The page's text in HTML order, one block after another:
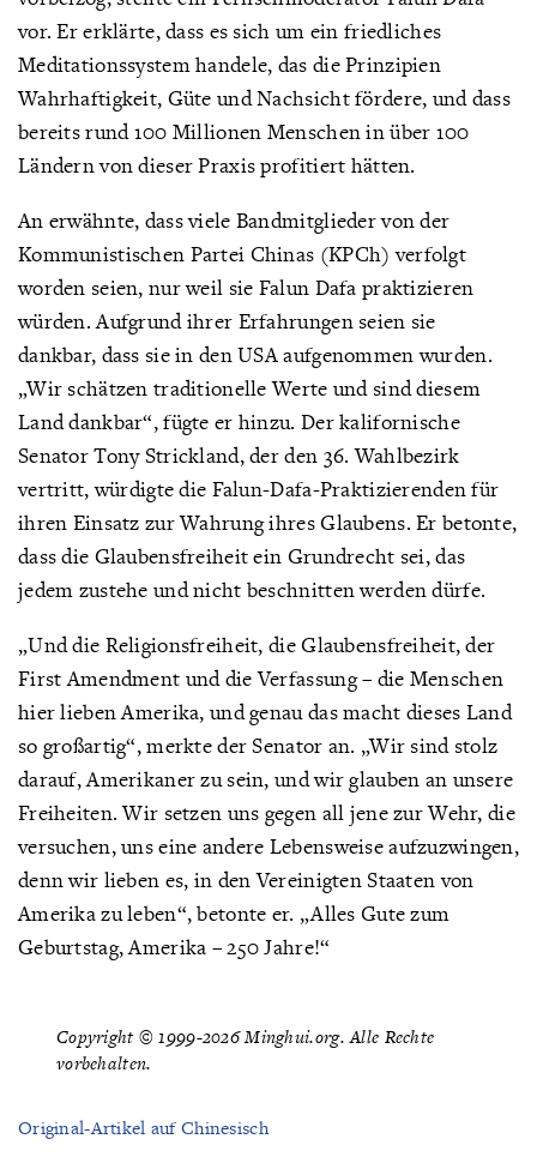
vor. Er erklärte, dass es sich um ein friedliches
Meditationssystem handele, das die Prinzipien
Wahrhaftigkeit, Güte und Nachsicht fördere, und dass
bereits rund 100 Millionen Menschen in über 100
Ländern von dieser Praxis profitiert hätten.
An erwähnte, dass viele Bandmitglieder von der
Kommunistischen Partei Chinas (KPCh) verfolgt
worden seien, nur weil sie Falun Dafa praktizieren
würden. Aufgrund ihrer Erfahrungen seien sie
dankbar, dass sie in den USA aufgenommen wurden.
„Wir schätzen traditionelle Werte und sind diesem
Land dankbar“, fügte er hinzu. Der kalifornische
Senator Tony Strickland, der den 36. Wahlbezirk
vertritt, würdigte die Falun-Dafa-Praktizierenden für
ihren Einsatz zur Wahrung ihres Glaubens. Er betonte,
dass die Glaubensfreiheit ein Grundrecht sei, das
jedem zustehe und nicht beschnitten werden dürfe.
„Und die Religionsfreiheit, die Glaubensfreiheit, der
First Amendment und die Verfassung – die Menschen
hier lieben Amerika, und genau das macht dieses Land
so großartig“, merkte der Senator an. „Wir sind stolz
darauf, Amerikaner zu sein, und wir glauben an unsere
Freiheiten. Wir setzen uns gegen all jene zur Wehr, die
versuchen, uns eine andere Lebensweise aufzuzwingen,
denn wir lieben es, in den Vereinigten Staaten von
Amerika zu leben“, betonte er. „Alles Gute zum
Geburtstag, Amerika – 250 Jahre!“
Copyright © 1999-2026 Minghui.org. Alle Rechte
vorbehalten.
Original-Artikel auf Chinesisch